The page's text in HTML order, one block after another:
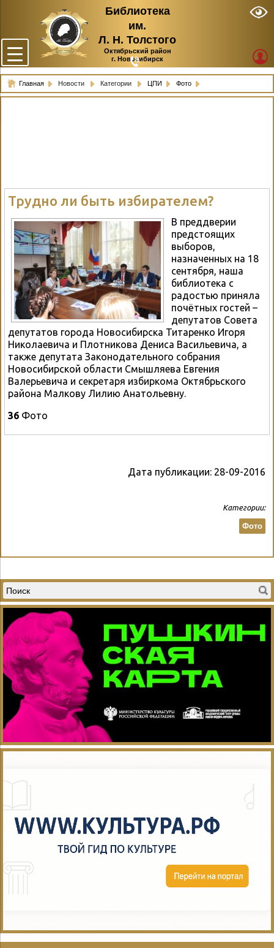
Библиотека
им.
Л. Н. Толстого
Октябрьский район
г. Новосибирск
Главная Новости Категории ЦПИ Фото
Трудно ли быть избирателем?
В преддверии
предстоящих
выборов,
назначенных на 18
сентября, наша
библиотека с
радостью приняла
почётных гостей –
депутатов Совета
депутатов города Новосибирска Титаренко Игоря
Николаевича и Плотникова Дениса Васильевича, а
также депутата Законодательного собрания
Новосибирской области Смышляева Евгения
Валерьевича и секретаря избиркома Октябрьского
района Малкову Лилию Анатольевну.
36 Фото
Дата публикации: 28-09-2016
Категории:
Фото